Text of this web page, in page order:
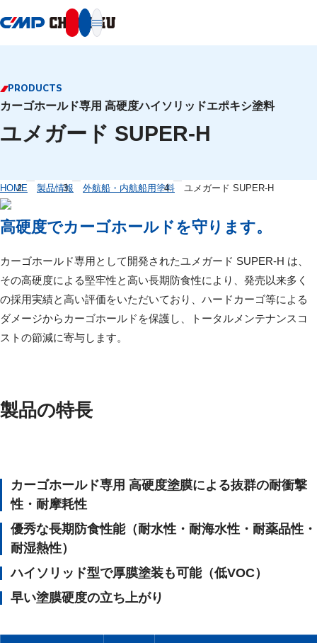
PRODUCTS
カーゴホールド専用 高硬度ハイソリッドエポキシ塗料
ユメガード SUPER-H
HOME 製品情報 外航船・内航船用塗料 ユメガード SUPER-H
高硬度でカーゴホールドを守ります。
カーゴホールド専用として開発されたユメガード SUPER-H は、
その高硬度による堅牢性と高い長期防食性により、発売以来多く
の採用実績と高い評価をいただいており、ハードカーゴ等による
ダメージからカーゴホールドを保護し、トータルメンテナンスコ
ストの節減に寄与します。
製品の特長
カーゴホールド専用 高硬度塗膜による抜群の耐衝撃
性・耐摩耗性
優秀な長期防食性能（耐水性・耐海水性・耐薬品性・
耐湿熱性）
ハイソリッド型で厚膜塗装も可能（低VOC）
早い塗膜硬度の立ち上がり